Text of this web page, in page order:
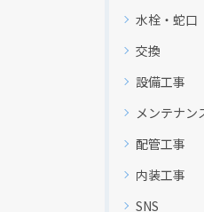
水栓・蛇口
交換
設備工事
メンテナン
配管工事
内装工事
SNS